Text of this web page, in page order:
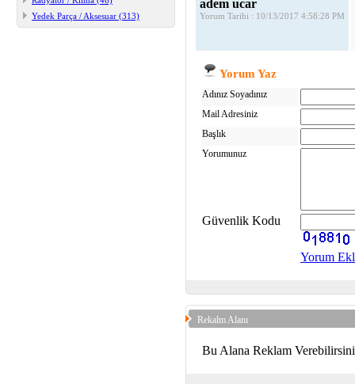
Yedek Parça / Aksesuar (313)
adem ucar
Yorum Tarihi : 10/13/2017 4:58:28 PM
Yorum Yaz
Adınız Soyadınız
Mail Adresiniz
Başlık
Yorumunuz
Güvenlik Kodu
Yorum
Rekalm Alanı
Bu Alana Reklam